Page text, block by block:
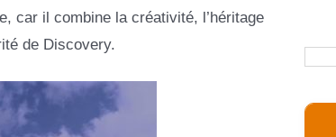
car il combine la créativité, l’héritage
de Discovery.